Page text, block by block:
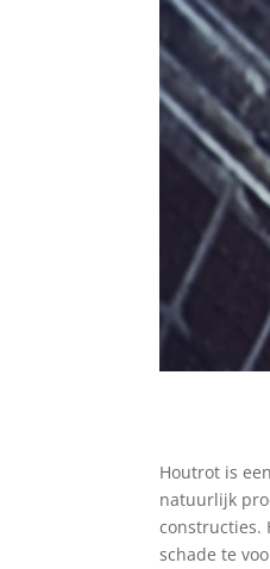
Houtrot is
natuurlijk
constructies.
schade te